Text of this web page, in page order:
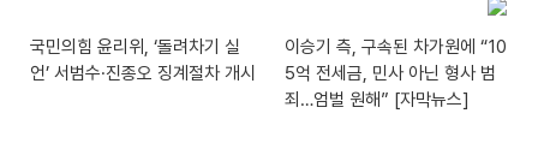
국민의힘 윤리위, ‘돌려차기 실
언’ 서범수·진종오 징계절차 개시
이승기 측, 구속된 차가원에 “10
5억 전세금, 민사 아닌 형사 범
죄…엄벌 원해” [자막뉴스]